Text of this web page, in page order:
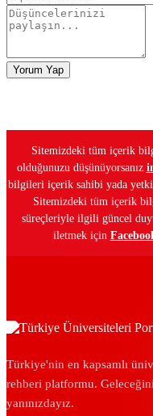
Yorum Yap
Sitemizdeki tüm içerik
olduğunuzu düşünüyorsanız
bilgileri içerik sahibi yada
Sitemizdeki tüm içerik
süreçleriyle ilgili güncel
iletmek için
Türkiye'nin en kapsamlı
rehberi platformu.
yanınızdayız.